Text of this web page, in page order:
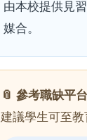
由本校提供見
媒合。
📎 參考職缺平台
建議學生可至教